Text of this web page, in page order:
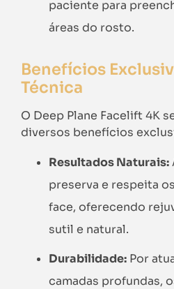
paciente para
áreas do rosto.
Benefícios
Técnica
O Deep Plane Facelift 4K
diversos benefícios
Resultados Naturais:
preserva e respeita
face, oferecendo
sutil e natural.
Durabilidade: Por
camadas profundas,